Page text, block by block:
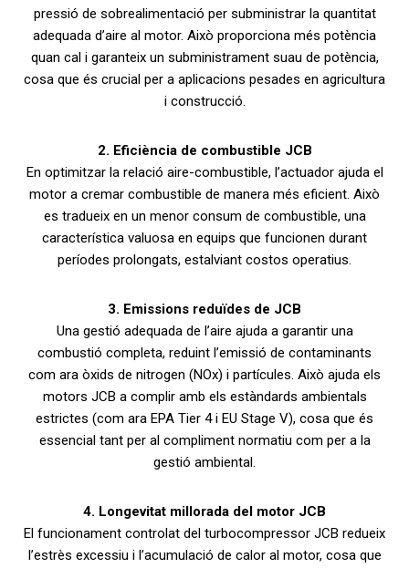
pressió de sobrealimentació per subministrar la quantitat
adequada d’aire al motor. Això proporciona més potència
quan cal i garanteix un subministrament suau de potència,
cosa que és crucial per a aplicacions pesades en agricultura
i construcció.
2. Eficiència de combustible JCB
En optimitzar la relació aire-combustible, l’actuador ajuda el
motor a cremar combustible de manera més eficient. Això
es tradueix en un menor consum de combustible, una
característica valuosa en equips que funcionen durant
períodes prolongats, estalviant costos operatius.
3. Emissions reduïdes de JCB
Una gestió adequada de l’aire ajuda a garantir una
combustió completa, reduint l’emissió de contaminants
com ara òxids de nitrogen (NOx) i partícules. Això ajuda els
motors JCB a complir amb els estàndards ambientals
estrictes (com ara EPA Tier 4 i EU Stage V), cosa que és
essencial tant per al compliment normatiu com per a la
gestió ambiental.
4. Longevitat millorada del motor JCB
El funcionament controlat del turbocompressor JCB redueix
l’estrès excessiu i l’acumulació de calor al motor, cosa que